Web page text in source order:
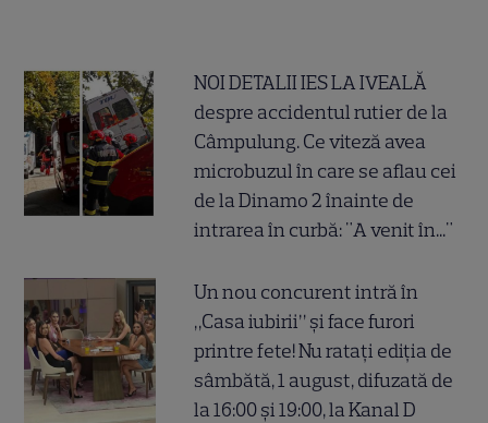
NOI DETALII IES LA IVEALĂ
despre accidentul rutier de la
Câmpulung. Ce viteză avea
microbuzul în care se aflau cei
de la Dinamo 2 înainte de
intrarea în curbă: "A venit în..."
Un nou concurent intră în
„Casa iubirii” și face furori
printre fete! Nu ratați ediția de
sâmbătă, 1 august, difuzată de
la 16:00 și 19:00, la Kanal D